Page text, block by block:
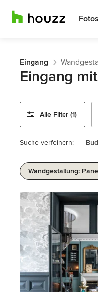
Fotos
Eingang
Eingang
Alle Filter (1)
Suche verfeinern:
Wandgestaltung:
von